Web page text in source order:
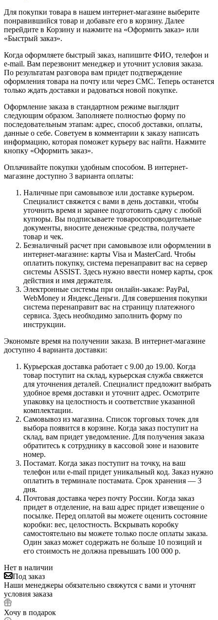
Для покупки товара в нашем интернет-магазине выберите
понравившийся товар и добавьте его в корзину. Далее
перейдите в Корзину и нажмите на «Оформить заказ» или
«Быстрый заказ».
Когда оформляете быстрый заказ, напишите ФИО, телефон и
e-mail. Вам перезвонит менеджер и уточнит условия заказа.
По результатам разговора вам придет подтверждение
оформления товара на почту или через СМС. Теперь останется
только ждать доставки и радоваться новой покупке.
Оформление заказа в стандартном режиме выглядит
следующим образом. Заполняете полностью форму по
последовательным этапам: адрес, способ доставки, оплаты,
данные о себе. Советуем в комментарии к заказу написать
информацию, которая поможет курьеру вас найти. Нажмите
кнопку «Оформить заказ».
Оплачивайте покупки удобным способом. В интернет-
магазине доступно 3 варианта оплаты:
Наличные при самовывозе или доставке курьером.
Специалист свяжется с вами в день доставки, чтобы
уточнить время и заранее подготовить сдачу с любой
купюры. Вы подписываете товаросопроводительные
документы, вносите денежные средства, получаете
товар и чек.
Безналичный расчет при самовывозе или оформлении в
интернет-магазине: карты Visa и MasterCard. Чтобы
оплатить покупку, система перенаправит вас на сервер
системы ASSIST. Здесь нужно ввести номер карты, срок
действия и имя держателя.
Электронные системы при онлайн-заказе: PayPal,
WebMoney и Яндекс.Деньги. Для совершения покупки
система перенаправит вас на страницу платежного
сервиса. Здесь необходимо заполнить форму по
инструкции.
Экономьте время на получении заказа. В интернет-магазине
доступно 4 варианта доставки:
Курьерская доставка работает с 9.00 до 19.00. Когда
товар поступит на склад, курьерская служба свяжется
для уточнения деталей. Специалист предложит выбрать
удобное время доставки и уточнит адрес. Осмотрите
упаковку на целостность и соответствие указанной
комплектации.
Самовывоз из магазина. Список торговых точек для
выбора появится в корзине. Когда заказ поступит на
склад, вам придет уведомление. Для получения заказа
обратитесь к сотруднику в кассовой зоне и назовите
номер.
Постамат. Когда заказ поступит на точку, на ваш
телефон или e-mail придет уникальный код. Заказ нужно
оплатить в терминале постамата. Срок хранения — 3
дня.
Почтовая доставка через почту России. Когда заказ
придет в отделение, на ваш адрес придет извещение о
посылке. Перед оплатой вы можете оценить состояние
коробки: вес, целостность. Вскрывать коробку
самостоятельно вы можете только после оплаты заказа.
Один заказ может содержать не больше 10 позиций и
его стоимость не должна превышать 100 000 р.
Нет в наличии
Под заказ
Наши менеджеры обязательно свяжутся с вами и уточнят
условия заказа
Хочу в подарок